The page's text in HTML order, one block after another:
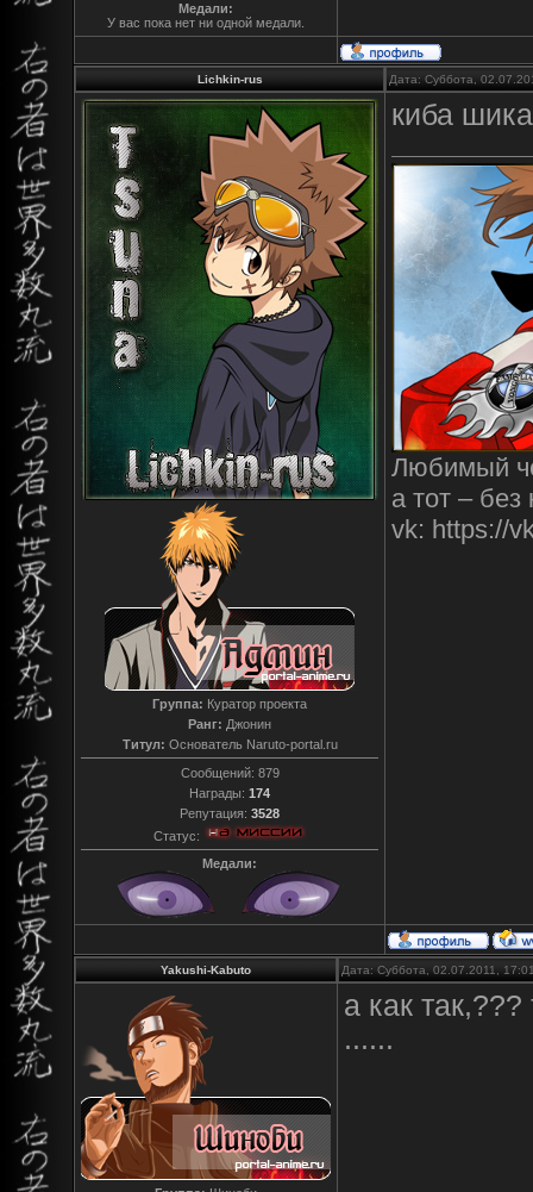
Медали:
У вас пока нет ни одной медали.
Lichkin-rus Дата: Суббота,
Группа: Куратор проекта
Ранг: Джонин
Титул: Основатель Naruto-portal.ru
Сообщений: 879
Награды: 174
Репутация: 3528
Статус:
Медали:
киба
Любимый
а тот –
vk: https://
Yakushi-Kabuto Дата: Суббота, 02.07.2011,
а как
......